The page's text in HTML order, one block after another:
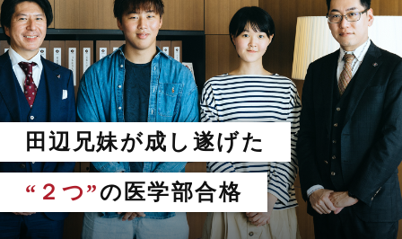
田辺兄妹が成し遂げた
“２つ”の医学部合格